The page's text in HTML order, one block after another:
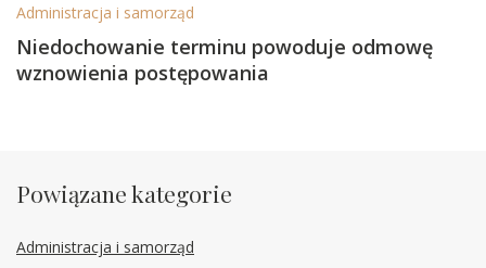
Administracja i samorząd
Niedochowanie terminu powoduje odmowę
wznowienia postępowania
Powiązane kategorie
Administracja i samorząd